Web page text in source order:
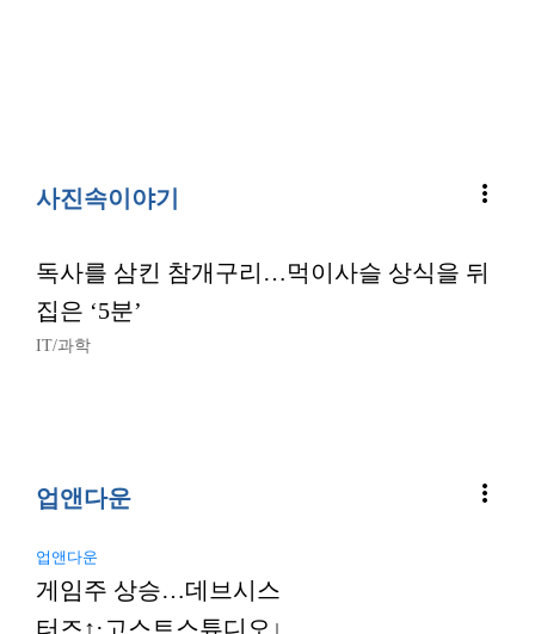
사진속이야기 more_vert
독사를 삼킨 참개구리…먹이사슬 상식을 뒤
집은 ‘5분’
IT/과학
업앤다운 more_vert
업앤다운
게임주 상승…데브시스
터즈↑·고스트스튜디오↓